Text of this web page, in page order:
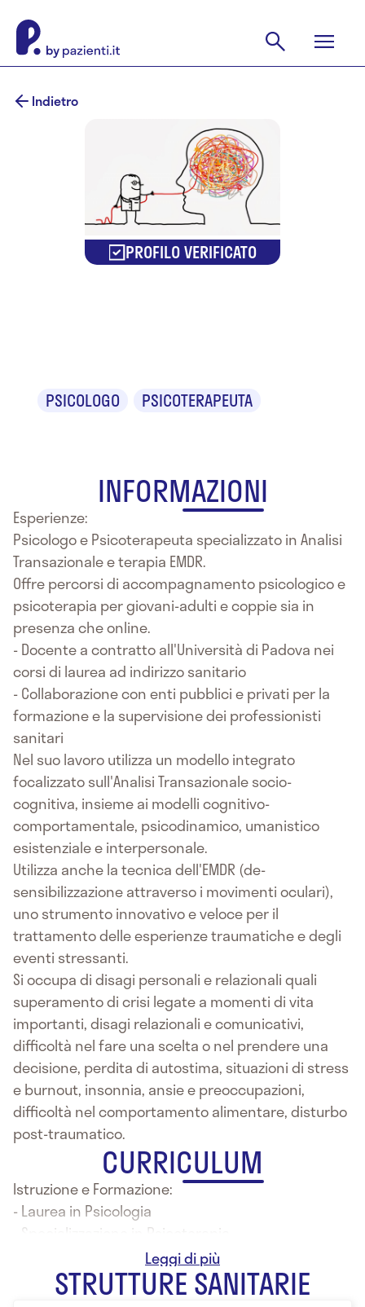
Indietro
PROFILO VERIFICATO
PSICOLOGO PSICOTERAPEUTA
INFORMAZIONI
Esperienze:
Psicologo e Psicoterapeuta specializzato in Analisi
Transazionale e terapia EMDR.
Offre percorsi di accompagnamento psicologico e
psicoterapia per giovani-adulti e coppie sia in
presenza che online.
- Docente a contratto all'Università di Padova nei
corsi di laurea ad indirizzo sanitario
- Collaborazione con enti pubblici e privati per la
formazione e la supervisione dei professionisti
sanitari
Nel suo lavoro utilizza un modello integrato
focalizzato sull'Analisi Transazionale socio-
cognitiva, insieme ai modelli cognitivo-
comportamentale, psicodinamico, umanistico
esistenziale e interpersonale.
Utilizza anche la tecnica dell'EMDR (de-
sensibilizzazione attraverso i movimenti oculari),
uno strumento innovativo e veloce per il
trattamento delle esperienze traumatiche e degli
eventi stressanti.
Si occupa di disagi personali e relazionali quali
superamento di crisi legate a momenti di vita
importanti, disagi relazionali e comunicativi,
difficoltà nel fare una scelta o nel prendere una
decisione, perdita di autostima, situazioni di stress
e burnout, insonnia, ansie e preoccupazioni,
difficoltà nel comportamento alimentare, disturbo
post-traumatico.
CURRICULUM
Istruzione e Formazione:
- Laurea in Psicologia
- Specializzazione in Psicoterapia
- Specializzazione in EMDR
STRUTTURE SANITARIE